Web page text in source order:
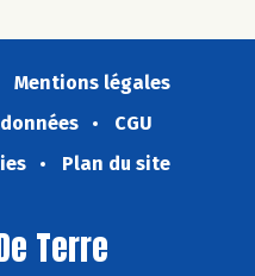
Mentions légales
CGU
Plan du site
Terre